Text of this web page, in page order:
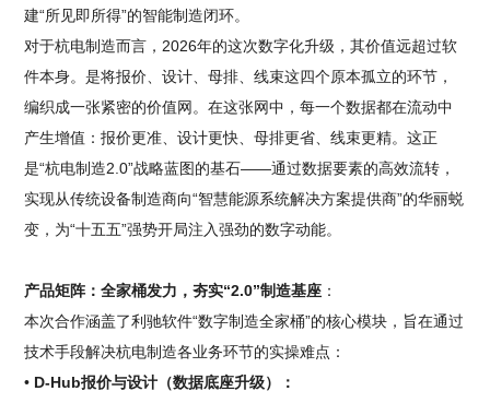
建“所见即所得”的智能制造闭环。
对于杭电制造而言，2026年的这次数字化升级，其价值远超过软
件本身。是将报价、设计、母排、线束这四个原本孤立的环节，
编织成一张紧密的价值网。在这张网中，每一个数据都在流动中
产生增值：报价更准、设计更快、母排更省、线束更精。这正
是“杭电制造2.0”战略蓝图的基石——通过数据要素的高效流转，
实现从传统设备制造商向“智慧能源系统解决方案提供商”的华丽蜕
变，为“十五五”强势开局注入强劲的数字动能。
产品矩阵：全家桶发力，夯实“2.0”制造基座 ：
本次合作涵盖了利驰软件“数字制造全家桶”的核心模块，旨在通过
技术手段解决杭电制造各业务环节的实操难点：
• D-Hub报价与设计（数据底座升级）：